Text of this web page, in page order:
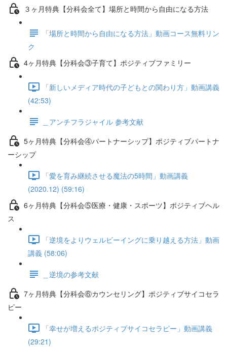
３ヶ月特典【分科会全て】場所と時間から自由になる方法
「場所と時間から自由になる方法」動画コース無料リン
ク
4ヶ月特典【分科会③子育て】ポジティブファミリー
「新しいメディア時代の子どもとの関わり方」動画講義
(42:53)
＿アンチフラジャイル 参考文献
5ヶ月特典【分科会④パートナーシップ】ポジティブパートナ
ーシップ
「愛を育み継続させる魔法の5時間」動画講義
(2020.12) (59:16)
6ヶ月特典【分科会⑤医療・健康・スポーツ】ポジティブヘル
ス
「逆境をよりウェルビーイングに乗り越える方法」動画
講義 (58:06)
＿逆境の参考文献
7ヶ月特典【分科会⑥カウンセリング】ポジティブサイコセラ
ピー
「幸せが増えるポジティブサイコセラピー」動画講義
(29:21)